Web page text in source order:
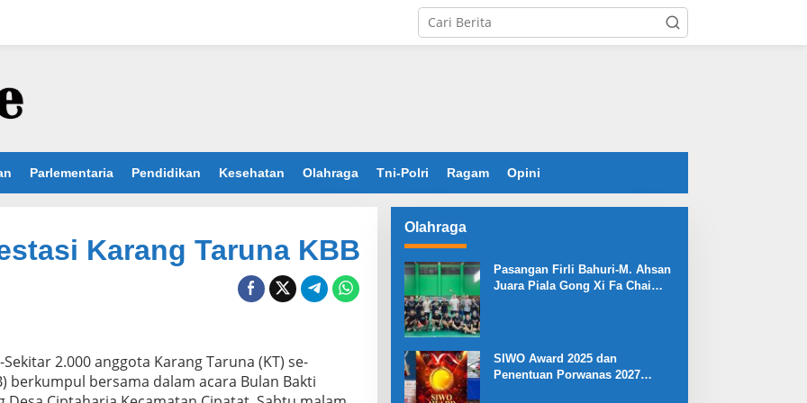
Parlementaria Pendidikan Kesehatan Olahraga Tni-Polri Ragam Opini
Karang Taruna KBB
2.000 anggota Karang Taruna (KT) se-
berkumpul bersama dalam acara Bulan Bakti
Olahraga
Pasangan Firli Bahuri-M. Ahsan
Juara Piala Gong Xi Fa Chai
SIWO Award 2025 dan
Penentuan Porwanas 2027